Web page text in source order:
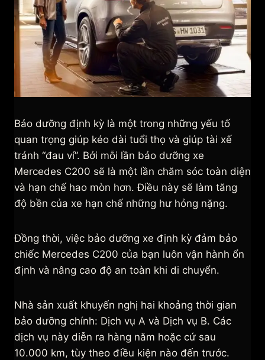
Bảo dưỡng định kỳ là một trong những yếu tố
quan trọng giúp kéo dài tuổi thọ và giúp tài xế
tránh “đau ví”. Bởi mỗi lần bảo dưỡng xe
Mercedes C200 sẽ là một lần chăm sóc toàn diện
và hạn chế hao mòn hơn. Điều này sẽ làm tăng
độ bền của xe hạn chế những hư hỏng nặng.
Đồng thời, việc bảo dưỡng xe định kỳ đảm bảo
chiếc Mercedes C200 của bạn luôn vận hành ổn
định và nâng cao độ an toàn khi di chuyển.
Nhà sản xuất khuyến nghị hai khoảng thời gian
bảo dưỡng chính: Dịch vụ A và Dịch vụ B. Các
dịch vụ này diễn ra hàng năm hoặc cứ sau
10.000 km, tùy theo điều kiện nào đến trước.